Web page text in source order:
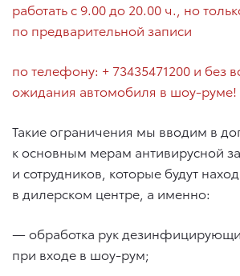
работать с 9.00 до 20.00 ч., но
по предварительной записи
по телефону: + 73435471200 и без
ожидания автомобиля в шоу-руме!
Такие ограничения мы вводим в
к основным мерам антивирусной
и сотрудников, которые будут
в дилерском центре, а именно:
— обработка рук
при входе в шоу-рум;